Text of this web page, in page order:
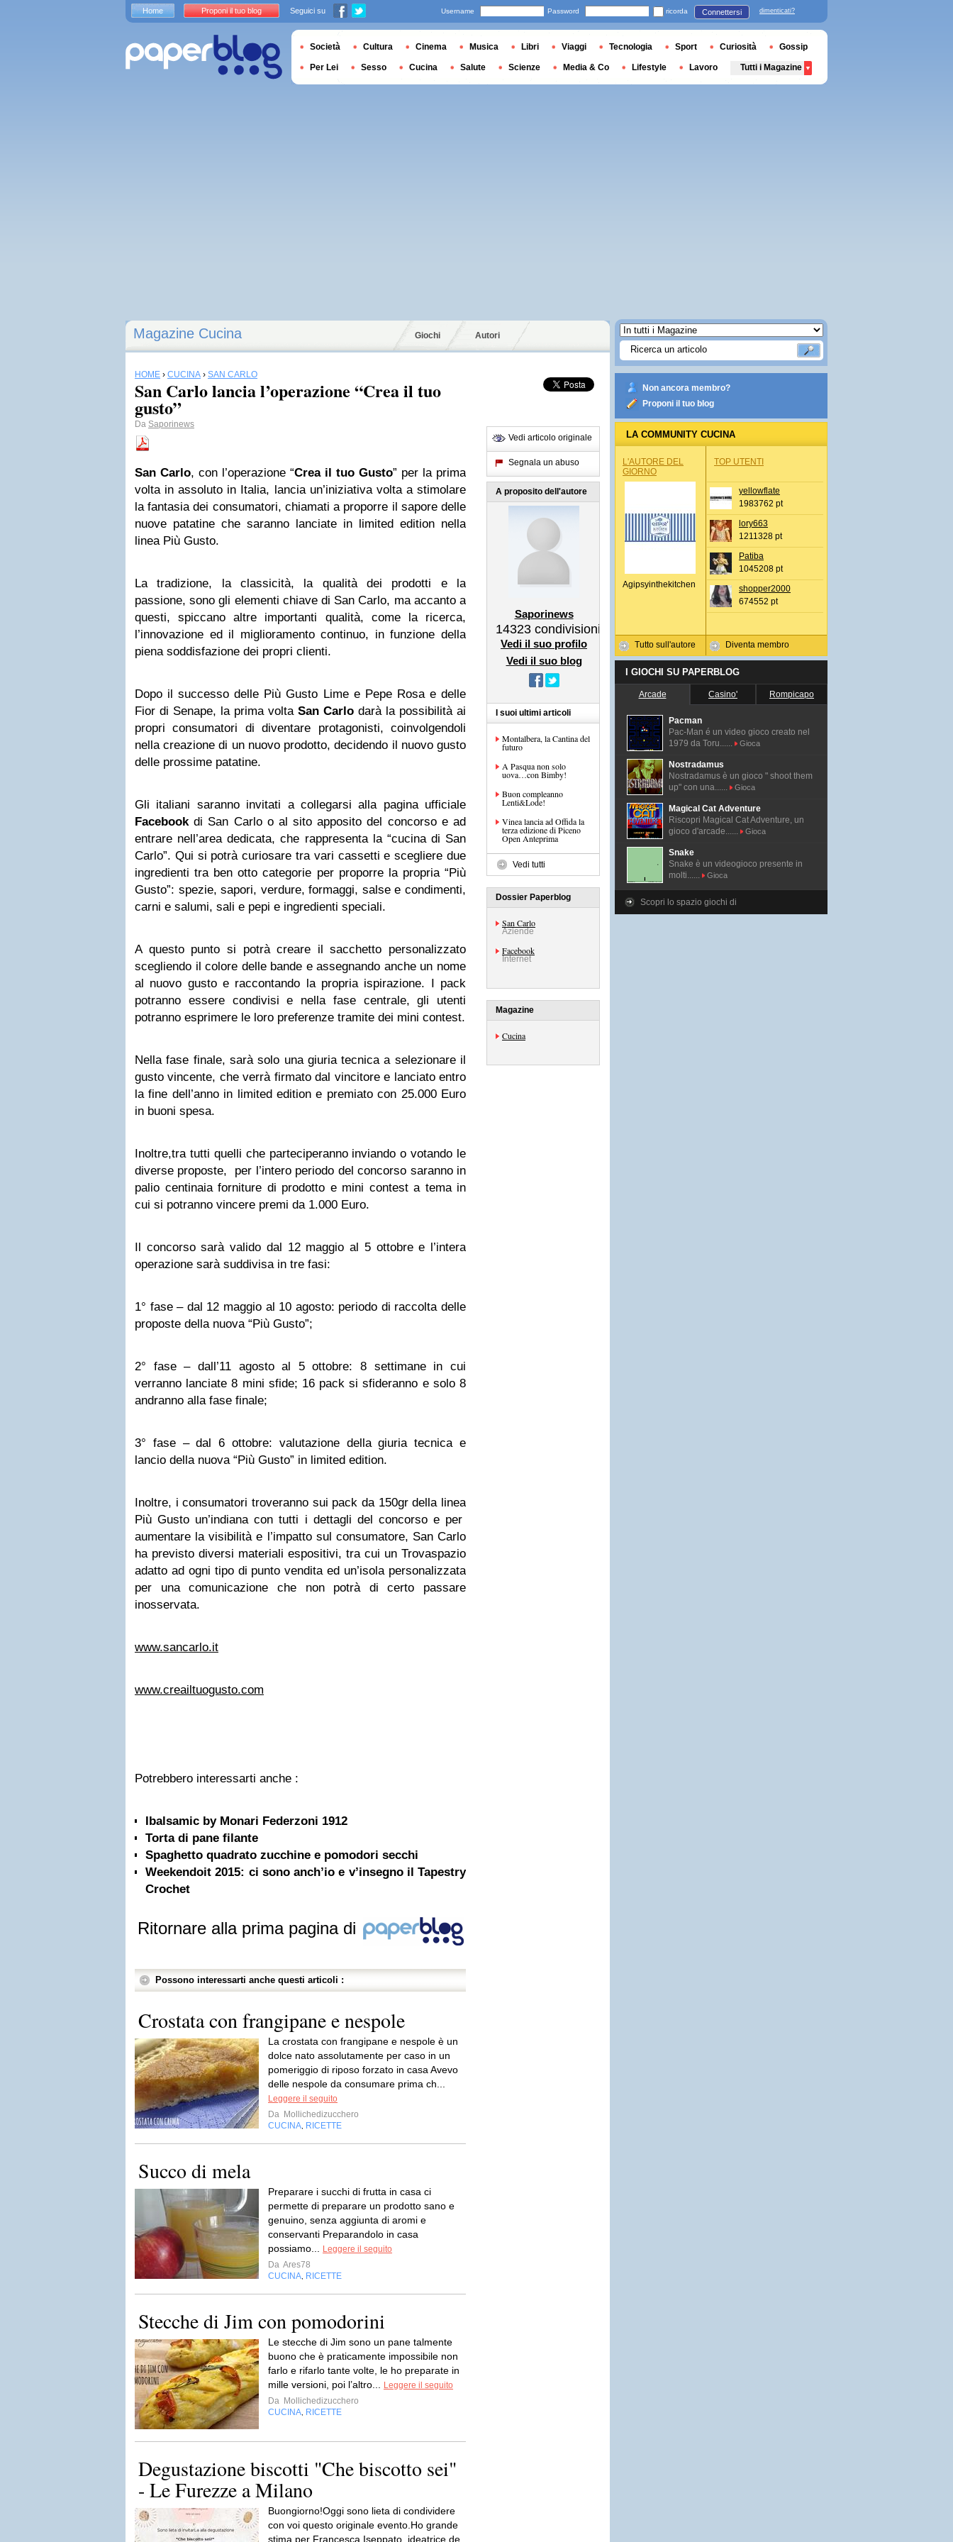
Magazine Cucina Giochi Autori
HOME › CUCINA › SAN CARLO
San Carlo lancia l’operazione “Crea il tuo
gusto”
Da Saporinews
San Carlo, con l’operazione “Crea il tuo Gusto” per la prima
volta in assoluto in Italia, lancia un’iniziativa volta a stimolare
la fantasia dei consumatori, chiamati a proporre il sapore delle
nuove patatine che saranno lanciate in limited edition nella
linea Più Gusto.
La tradizione, la classicità, la qualità dei prodotti e la
passione, sono gli elementi chiave di San Carlo, ma accanto a
questi, spiccano altre importanti qualità, come la ricerca,
l’innovazione ed il miglioramento continuo, in funzione della
piena soddisfazione dei propri clienti.
Dopo il successo delle Più Gusto Lime e Pepe Rosa e delle
Fior di Senape, la prima volta San Carlo darà la possibilità ai
propri consumatori di diventare protagonisti, coinvolgendoli
nella creazione di un nuovo prodotto, decidendo il nuovo gusto
delle prossime patatine.
Gli italiani saranno invitati a collegarsi alla pagina ufficiale
Facebookdi San Carlo o al sito apposito del concorso e ad
entrare nell’area dedicata, che rappresenta la “cucina di San
Carlo”. Qui si potrà curiosare tra vari cassetti e scegliere due
ingredienti tra ben otto categorie per proporre la propria “Più
Gusto”: spezie, sapori, verdure, formaggi, salse e condimenti,
carni e salumi, sali e pepi e ingredienti speciali.
A questo punto si potrà creare il sacchetto personalizzato
scegliendo il colore delle bande e assegnando anche un nome
al nuovo gusto e raccontando la propria ispirazione. I pack
potranno essere condivisi e nella fase centrale, gli utenti
potranno esprimere le loro preferenze tramite dei mini contest.
Nella fase finale, sarà solo una giuria tecnica a selezionare il
gusto vincente, che verrà firmato dal vincitore e lanciato entro
la fine dell’anno in limited edition e premiato con 25.000 Euro
in buoni spesa.
Inoltre,tra tutti quelli che parteciperanno inviando o votando le
diverse proposte, per l’intero periodo del concorso saranno in
palio centinaia forniture di prodotto e mini contest a tema in
cui si potranno vincere premi da 1.000 Euro.
Il concorso sarà valido dal 12 maggio al 5 ottobre e l’intera
operazione sarà suddivisa in tre fasi:
1° fase – dal 12 maggio al 10 agosto: periodo di raccolta delle
proposte della nuova “Più Gusto”;
2° fase – dall’11 agosto al 5 ottobre: 8 settimane in cui
verranno lanciate 8 mini sfide; 16 pack si sfideranno e solo 8
andranno alla fase finale;
3° fase – dal 6 ottobre: valutazione della giuria tecnica e
lancio della nuova “Più Gusto” in limited edition.
Inoltre, i consumatori troveranno sui pack da 150gr della linea
Più Gusto un’indiana con tutti i dettagli del concorso e per
aumentare la visibilità e l’impatto sul consumatore, San Carlo
ha previsto diversi materiali espositivi, tra cui un Trovaspazio
adatto ad ogni tipo di punto vendita ed un’isola personalizzata
per una comunicazione che non potrà di certo passare
inosservata.
www.sancarlo.it
www.creailtuogusto.com
Potrebbero interessarti anche :
Ibalsamic by Monari Federzoni 1912
Torta di pane filante
Spaghetto quadrato zucchine e pomodori secchi
Weekendoit 2015: ci sono anch’io e v’insegno il Tapestry
Crochet
Ritornare alla prima pagina di
Possono interessarti anche questi articoli :
Crostata con frangipane e nespole
La crostata con frangipane e nespole è un
dolce nato assolutamente per caso in un
pomeriggio di riposo forzato in casa Avevo
delle nespole da consumare prima ch...
Leggere il seguito
Da Mollichedizucchero
CUCINA RICETTE
Succo di mela
Preparare i succhi di frutta in casa ci
permette di preparare un prodotto sano e
genuino, senza aggiunta di aromi e
conservanti Preparandolo in casa
possiamo...
Leggere il seguito
Da Ares78
CUCINA RICETTE
Stecche di Jim con pomodorini
Le stecche di Jim sono un pane talmente
buono che è praticamente impossibile non
farlo e rifarlo tante volte, le ho preparate in
mille versioni, poi l’altro...
Leggere il seguito
Da Mollichedizucchero
CUCINA RICETTE
Degustazione biscotti "Che biscotto sei"
- Le Furezze a Milano
Buongiorno!Oggi sono lieta di condividere
con voi questo originale evento.Ho grande
stima per Francesca Iseppato, ideatrice de
Vedi articolo originale
Segnala un abuso
A proposito dell'autore
Saporinews
14323 condivisioni
Vedi il suo profilo
Vedi il suo blog
I suoi ultimi articoli
Montalbera, la Cantina del
futuro
A Pasqua non solo
uova…con Bimby!
Buon compleanno
Lenti&Lode!
Vinea lancia ad Offida la
terza edizione di Piceno
Open Anteprima
Vedi tutti
Dossier Paperblog
San Carlo
Aziende
Facebook
Internet
Magazine
Cucina
Non ancora membro?
Proponi il tuo blog
LA COMMUNITY CUCINA
L'AUTORE DEL
GIORNO
Agipsyinthekitchen
Tutto sull'autore
TOP UTENTI
yellowflate
1983762 pt
lory663
1211328 pt
Patiba
1045208 pt
shopper2000
674552 pt
Diventa membro
I GIOCHI SU PAPERBLOG
Arcade Casino' Rompicapo
Pacman
Pac-Man é un video gioco creato nel
1979 da Toru......
Gioca
Nostradamus
Nostradamus è un gioco " shoot them
up" con una......
Gioca
Magical Cat Adventure
Riscopri Magical Cat Adventure, un
gioco d'arcade......
Gioca
Snake
Snake è un videogioco presente in
molti......
Gioca
Scopri lo spazio giochi di
Home Proponi il tuo blog Seguici su Username Password ricorda Connettersi dimenticati?
Società Cultura Cinema Musica Libri Viaggi Tecnologia Sport Curiosità Gossip
Per Lei Sesso Cucina Salute Scienze Media & Co Lifestyle Lavoro Tutti i Magazine